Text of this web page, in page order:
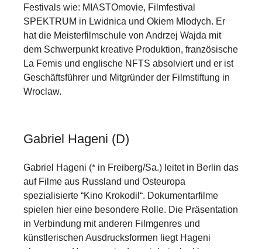
Festivals wie: MIASTOmovie, Filmfestival
SPEKTRUM in Lwidnica und Okiem Mlodych. Er
hat die Meisterfilmschule von Andrzej Wajda mit
dem Schwerpunkt kreative Produktion, französische
La Femis und englische NFTS absolviert und er ist
Geschäftsführer und Mitgründer der Filmstiftung in
Wroclaw.
Gabriel Hageni (D)
Gabriel Hageni (* in Freiberg/Sa.) leitet in Berlin das
auf Filme aus Russland und Osteuropa
spezialisierte “Kino Krokodil“. Dokumentarfilme
spielen hier eine besondere Rolle. Die Präsentation
in Verbindung mit anderen Filmgenres und
künstlerischen Ausdrucksformen liegt Hageni